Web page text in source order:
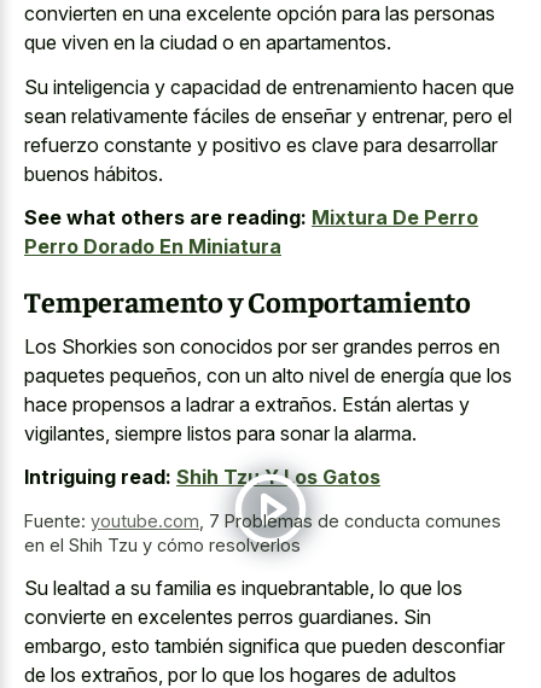
convierten en una excelente opción para las personas
que viven en la ciudad o en apartamentos.
Su inteligencia y capacidad de entrenamiento hacen que
sean relativamente fáciles de enseñar y entrenar, pero el
refuerzo constante y positivo es clave para desarrollar
buenos hábitos.
See what others are reading: Mixtura De Perro
Perro Dorado En Miniatura
Temperamento y Comportamiento
Los Shorkies son conocidos por ser grandes perros en
paquetes pequeños, con un alto nivel de energía que los
hace propensos a ladrar a extraños. Están alertas y
vigilantes, siempre listos para sonar la alarma.
Intriguing read: Shih Tzu Y Los Gatos
Fuente: youtube.com 7 Problemas de conducta comunes
en el Shih Tzu y cómo resolverlos
Su lealtad a su familia es inquebrantable, lo que los
convierte en excelentes perros guardianes. Sin
embargo, esto también significa que pueden desconfiar
de los extraños, por lo que los hogares de adultos